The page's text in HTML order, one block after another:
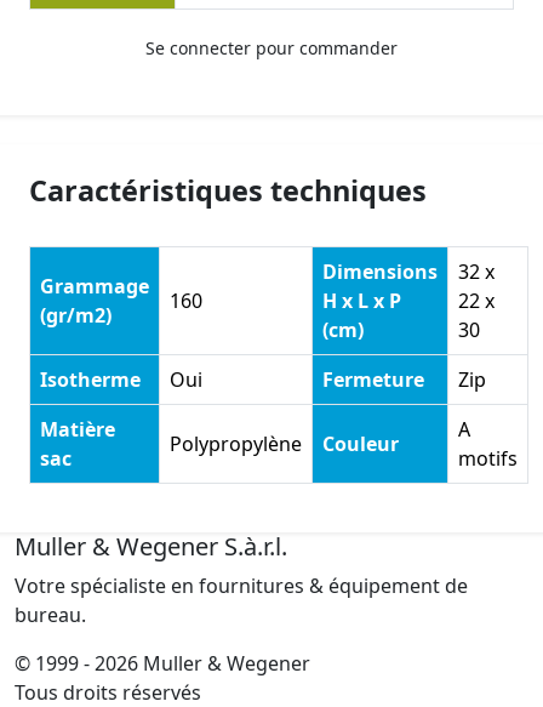
Se connecter pour commander
Caractéristiques techniques
Grammage
(gr/m2)
160
Dimensions
H x L x P
(cm)
32 x
22 x
30
Isotherme
Oui Fermeture
Zip
Matière
sac
Polypropylène Couleur
A
motifs
Muller & Wegener S.à.r.l.
Votre spécialiste en fournitures & équipement de
bureau.
© 1999 - 2026 Muller & Wegener
Tous droits réservés